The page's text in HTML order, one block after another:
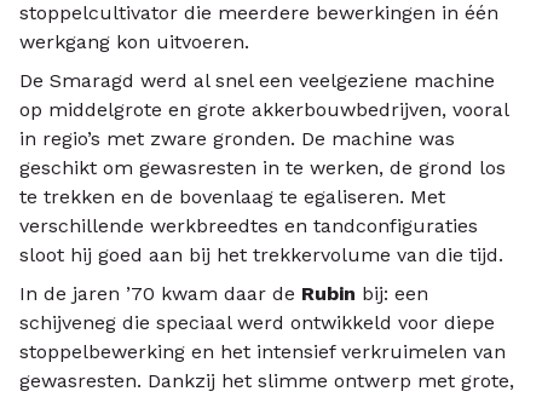
stoppelcultivator die meerdere bewerkingen in één
werkgang kon uitvoeren.
De Smaragd werd al snel een veelgeziene machine
op middelgrote en grote akkerbouwbedrijven, vooral
in regio’s met zware gronden. De machine was
geschikt om gewasresten in te werken, de grond los
te trekken en de bovenlaag te egaliseren. Met
verschillende werkbreedtes en tandconfiguraties
sloot hij goed aan bij het trekkervolume van die tijd.
In de jaren ’70 kwam daar de Rubin bij: een
schijveneg die speciaal werd ontwikkeld voor diepe
stoppelbewerking en het intensief verkruimelen van
gewasresten. Dankzij het slimme ontwerp met grote,